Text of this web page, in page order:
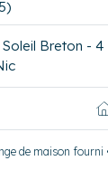
Soleil Breton -
de maison fourni